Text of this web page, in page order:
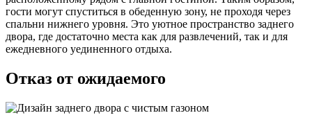
гости могут спуститься в обеденную зону, не проходя через
спальни нижнего уровня. Это уютное пространство заднего
двора, где достаточно места как для развлечений, так и для
ежедневного уединенного отдыха.
Отказ от ожидаемого